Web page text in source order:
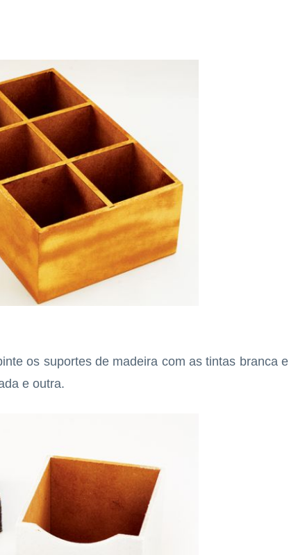
os suportes de madeira com as tintas branca e
e outra.